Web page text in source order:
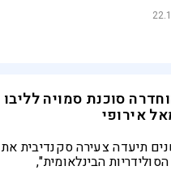
סוכנת סמויה לליבו
אירופי
תיעדה צעירה סקנדיבית את
הבינלאומית",